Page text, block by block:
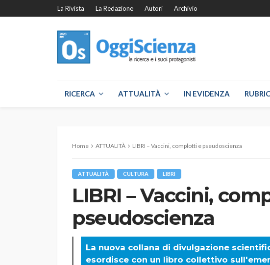
La Rivista La Redazione Autori Archivio
RICERCA ATTUALITÀ IN EVIDENZA
Home ATTUALITÀ LIBRI – Vaccini, complotti e pseudoscienza
ATTUALITÀ CULTURA LIBRI
LIBRI – Vaccini,
pseudoscienza
La nuova collana di divulgazione
esordisce con un libro collettivo